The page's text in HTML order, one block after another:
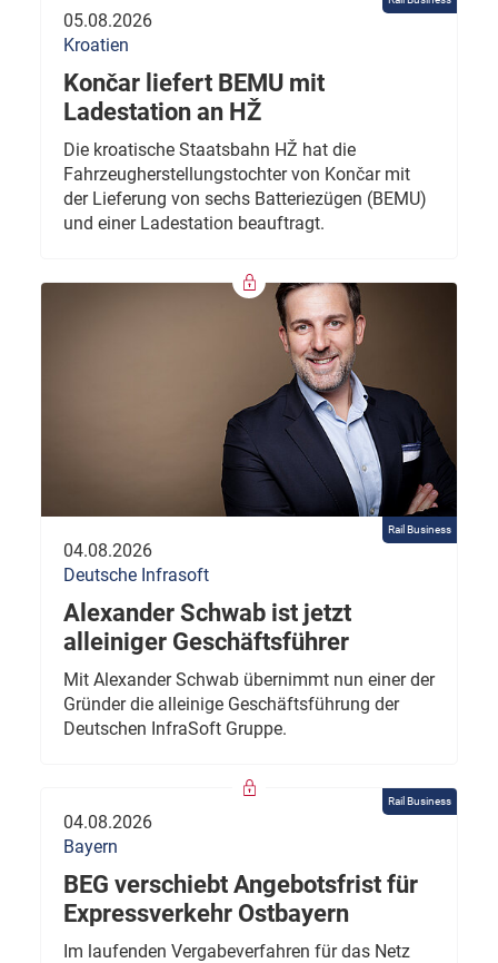
05.08.2026
Kroatien
Končar liefert BEMU mit
Ladestation an HŽ
Die kroatische Staatsbahn HŽ hat die
Fahrzeugherstellungstochter von Končar mit
der Lieferung von sechs Batteriezügen (BEMU)
und einer Ladestation beauftragt.
Rail Business
04.08.2026
Deutsche Infrasoft
Alexander Schwab ist jetzt
alleiniger Geschäftsführer
Mit Alexander Schwab übernimmt nun einer der
Gründer die alleinige Geschäftsführung der
Deutschen InfraSoft Gruppe.
Rail Business
04.08.2026
Bayern
BEG verschiebt Angebotsfrist für
Expressverkehr Ostbayern
Im laufenden Vergabeverfahren für das Netz